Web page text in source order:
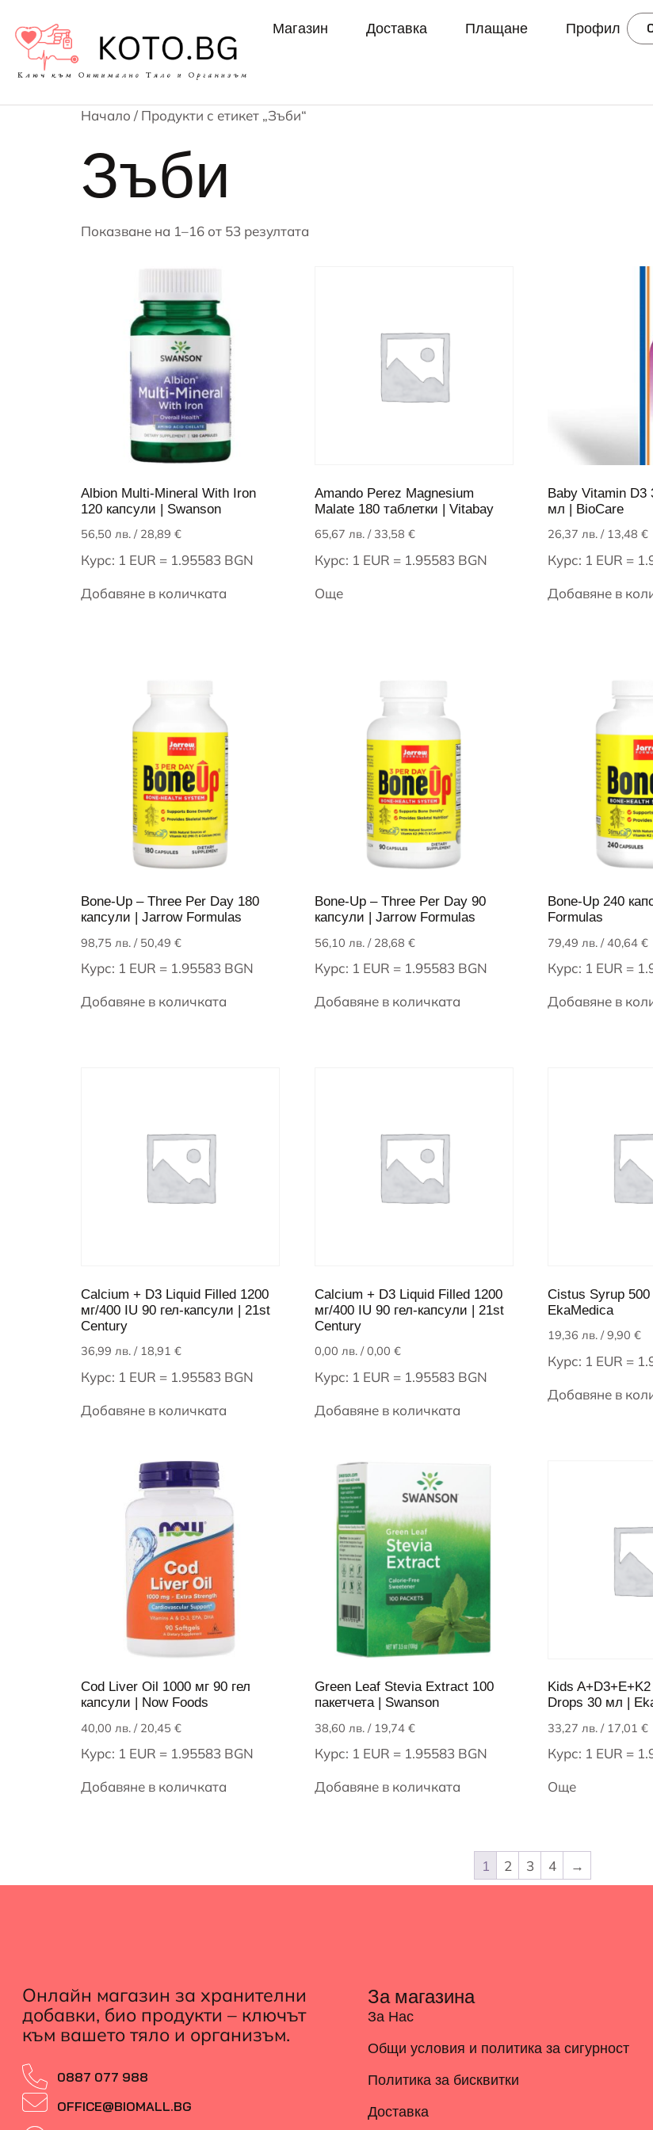
Магазин Доставка Плащане Профил
Начало / Продукти с етикет „Зъби“
Зъби
Показване на 1–16 от 53 резултата
Albion Multi-Mineral With Iron
120 капсули | Swanson
56,50 лв. / 28,89 €
Курс: 1 EUR = 1.95583 BGN
Добавяне в количката
Amando Perez Magnesium
Malate 180 таблетки | Vitabay
65,67 лв./ 33,58 €
Курс: 1 EUR = 1.95583 BGN
Още
Baby Vitamin D3
мл | BioCare
26,37лв. / 13,48 €
Курс: 1 EUR =
Добавяне в
Bone-Up – Three Per Day 180
капсули | Jarrow Formulas
98,75 лв. / 50,49 €
Курс: 1 EUR = 1.95583 BGN
Добавяне в количката
Bone-Up – Three Per Day 90
капсули | Jarrow Formulas
56,10 лв./ 28,68 €
Курс: 1 EUR = 1.95583 BGN
Добавяне в количката
Bone-Up 240
Formulas
79,49лв. / 40,64 €
Курс: 1 EUR =
Добавяне в
Calcium + D3 Liquid Filled 1200
мг/400 IU 90 гел-капсули | 21st
Century
36,99 лв. / 18,91 €
Курс: 1 EUR = 1.95583 BGN
Добавяне в количката
Calcium + D3 Liquid Filled 1200
мг/400 IU 90 гел-капсули | 21st
Century
0,00 лв./ 0,00 €
Курс: 1 EUR = 1.95583 BGN
Добавяне в количката
Cistus Syrup
EkaMedica
19,36лв. / 9,90 €
Курс: 1 EUR =
Добавяне в
Cod Liver Oil 1000 мг 90 гел
капсули | Now Foods
40,00 лв. / 20,45 €
Курс: 1 EUR = 1.95583 BGN
Добавяне в количката
Green Leaf Stevia Extract 100
пакетчета | Swanson
38,60 лв./ 19,74 €
Курс: 1 EUR = 1.95583 BGN
Добавяне в количката
Kids
Drops 30 мл |
33,27лв. / 17,01 €
Курс: 1 EUR =
Още
1 2 3 4 →
Онлайн магазин за хранителни
добавки, био продукти – ключът
към вашето тяло и организъм.
0887 077 988
OFFICE@BIOMALL.BG
За магазина
За Нас
Общи условия и политика за сигурност
Политика за бисквитки
Доставка